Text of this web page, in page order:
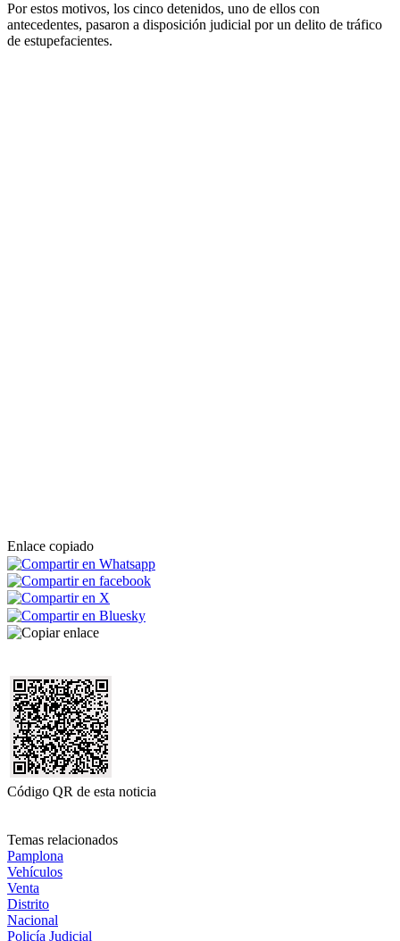
Por estos motivos, los cinco detenidos, uno de ellos con
antecedentes, pasaron a disposición judicial por un delito de tráfico
de estupefacientes.
Enlace copiado
Código QR de esta noticia
Temas relacionados
Pamplona
Vehículos
Venta
Distrito
Nacional
Policía Judicial